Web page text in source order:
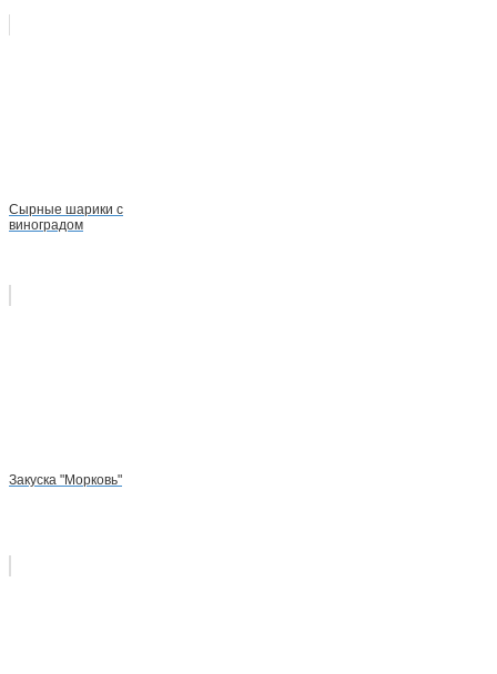
Сырные шарики с
виноградом
Закуска "Морковь"